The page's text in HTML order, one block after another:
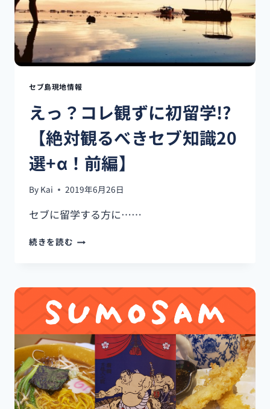
セブ島現地情報
えっ？コレ観ずに初留学!?
【絶対観るべきセブ知識20
選+α！前編】
By Kai 2019年6月26日
セブに留学する方に……
続きを読む
観
ず
に
初
留
学!?
【絶
対
観
る